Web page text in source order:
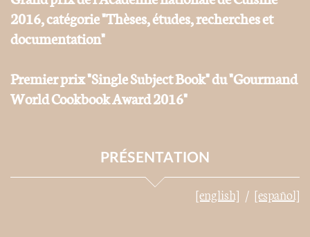
2016, catégorie "Thèses, études, recherches et
documentation"
Premier prix "Single Subject Book" du "Gourmand
World Cookbook Award 2016"
PRÉSENTATION
[english] [español]